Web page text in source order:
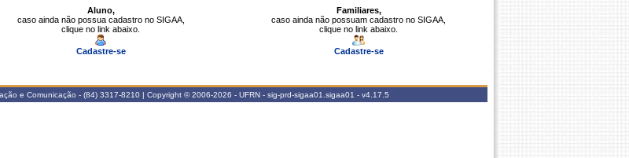
Aluno,
caso ainda não possua cadastro no SIGAA,
clique no link abaixo.
Cadastre-se
Familiares,
caso ainda não possuam cadastro no SIGAA,
clique no link abaixo.
Cadastre-se
e Comunicação - (84) 3317-8210 | Copyright © 2006-2026 - UFRN - sig-prd-sigaa01.sigaa01 - v4.17.5